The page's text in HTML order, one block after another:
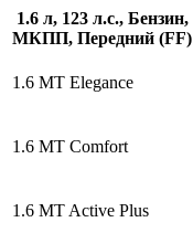
1.6 л, 123 л.с., Бензин,
МКПП, Передний (FF)
1.6 MT Elegance
1.6 MT Comfort
1.6 MT Active Plus